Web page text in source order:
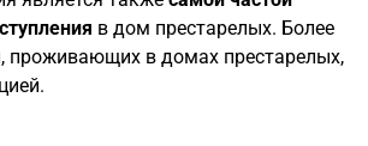
в дом престарелых. Более
проживающих в домах престарелых,